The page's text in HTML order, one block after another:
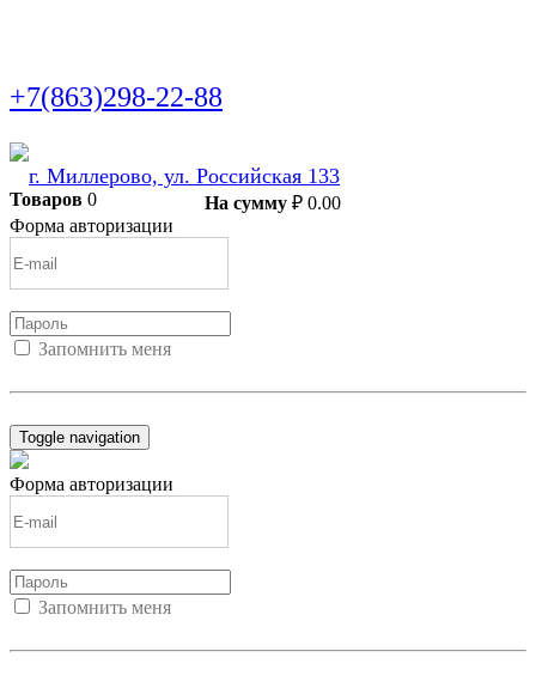
+7(863)298-22-88
г. Миллерово, ул. Российская 133
Товаров 0 На сумму ₽ 0.00
Форма авторизации
Запомнить меня
Toggle navigation
Форма авторизации
Запомнить меня